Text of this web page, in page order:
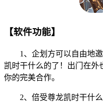
【软件功能】
1、企划方可以自由地邀
凯时干什么的了！出门在外
你的完美合作。
2、倍受尊龙凯时干什么